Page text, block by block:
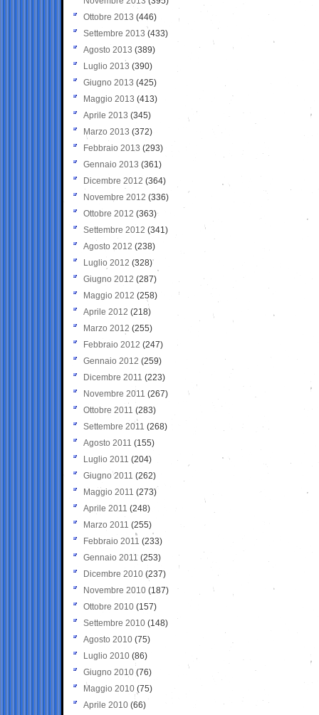
Ottobre 2013 (446)
Settembre 2013 (433)
Agosto 2013 (389)
Luglio 2013 (390)
Giugno 2013 (425)
Maggio 2013 (413)
Aprile 2013 (345)
Marzo 2013 (372)
Febbraio 2013 (293)
Gennaio 2013 (361)
Dicembre 2012 (364)
Novembre 2012 (336)
Ottobre 2012 (363)
Settembre 2012 (341)
Agosto 2012 (238)
Luglio 2012 (328)
Giugno 2012 (287)
Maggio 2012 (258)
Aprile 2012 (218)
Marzo 2012 (255)
Febbraio 2012 (247)
Gennaio 2012 (259)
Dicembre 2011 (223)
Novembre 2011 (267)
Ottobre 2011 (283)
Settembre 2011 (268)
Agosto 2011 (155)
Luglio 2011 (204)
Giugno 2011 (262)
Maggio 2011 (273)
Aprile 2011 (248)
Marzo 2011 (255)
Febbraio 2011 (233)
Gennaio 2011 (253)
Dicembre 2010 (237)
Novembre 2010 (187)
Ottobre 2010 (157)
Settembre 2010 (148)
Agosto 2010 (75)
Luglio 2010 (86)
Giugno 2010 (76)
Maggio 2010 (75)
Aprile 2010 (66)